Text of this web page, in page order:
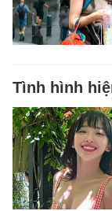
Tình hình